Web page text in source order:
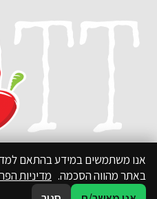
אנו משתמשים במידע בהתאם
באתר מהווה הסכמה. מדיניות